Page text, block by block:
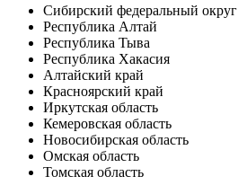
Сибирский федеральный округ
Республика Алтай
Республика Тыва
Республика Хакасия
Алтайский край
Красноярский край
Иркутская область
Кемеровская область
Новосибирская область
Омская область
Томская область